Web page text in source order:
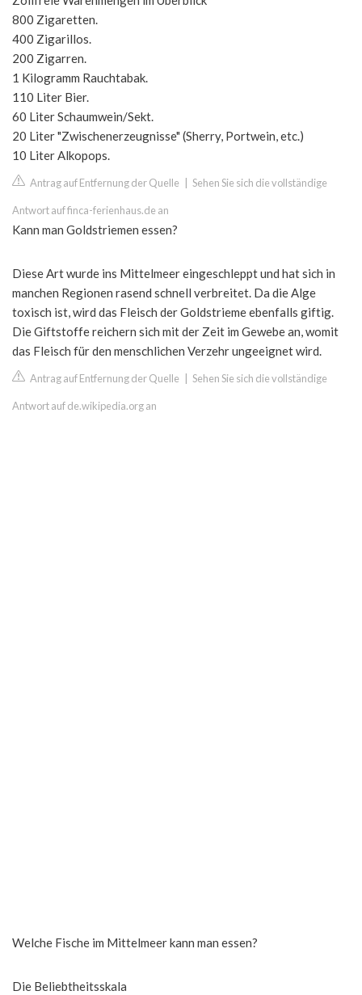
800 Zigaretten.
400 Zigarillos.
200 Zigarren.
1 Kilogramm Rauchtabak.
110 Liter Bier.
60 Liter Schaumwein/Sekt.
20 Liter "Zwischenerzeugnisse" (Sherry, Portwein, etc.)
10 Liter Alkopops.
Antrag auf Entfernung der Quelle Sehen Sie sich die vollständige
Antwort auf finca-ferienhaus.de an
Kann man Goldstriemen essen?
Diese Art wurde ins Mittelmeer eingeschleppt und hat sich in
manchen Regionen rasend schnell verbreitet. Da die Alge
toxisch ist, wird das Fleisch der Goldstrieme ebenfalls giftig.
Die Giftstoffe reichern sich mit der Zeit im Gewebe an, womit
das Fleisch für den menschlichen Verzehr ungeeignet wird.
Antrag auf Entfernung der Quelle Sehen Sie sich die vollständige
Antwort auf de.wikipedia.org an
Welche Fische im Mittelmeer kann man essen?
Die Beliebtheitsskala